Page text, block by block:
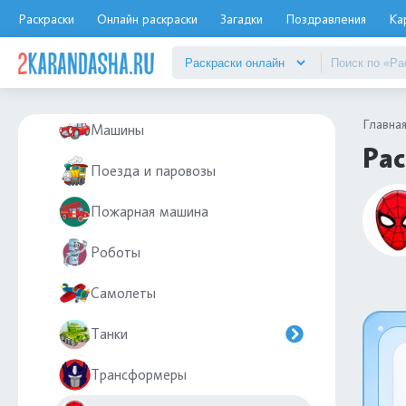
Раскраски Онлайн раскраски Загадки Поздравления
Для мальчиков 7-8 лет
Машины
Поезда и паровозы
Пожарная машина
Роботы
Самолеты
Танки
Трансформеры
Главная